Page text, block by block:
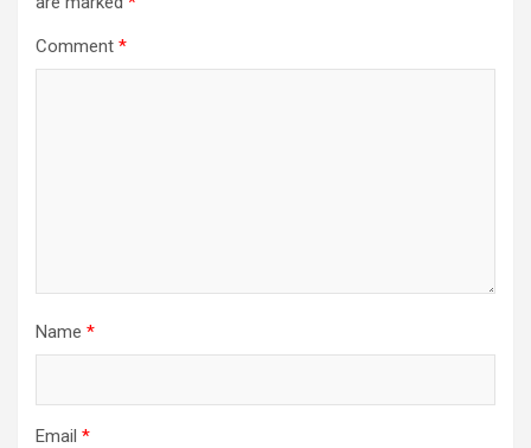
Comment *
Name *
Email *